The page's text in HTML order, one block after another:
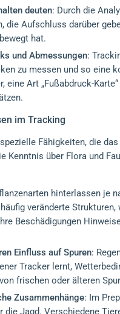
deuten: Durch die
die Aufschluss darüber
hat.
und Abmessungen:
zu messen und so eine
eine Art „Fußabdruck-
im Tracking
Fähigkeiten, die
Kenntnis über Flora und
hinterlassen je
veränderte
Beschädigungen
Einfluss auf Spuren:
Tracker lernt,
frischen oder älteren
Zusammenhänge: Im
die Jagd. Verschiedene